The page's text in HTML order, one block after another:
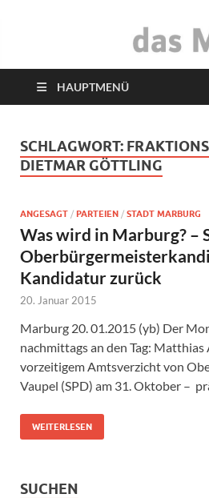
das
HAUPTMENÜ
SCHLAGWORT:
DIETMAR GÖTTLING
ANGESAGT / PARTEIEN / STADT MARBURG
Was wird in Marburg? –
Kandidatur zurück
20. Januar 2015
Marburg 20. 01.2015 (yb) Der
nachmittags an den Tag: Matthias
vorzeitigem Amtsverzicht von
Vaupel (SPD) am 31. Oktober –
WEITERLESEN
SUCHEN